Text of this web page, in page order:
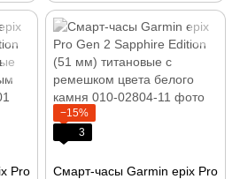
кожаным ремешком
Pro
−15%
3
Смарт-часы Garmin epix Pro